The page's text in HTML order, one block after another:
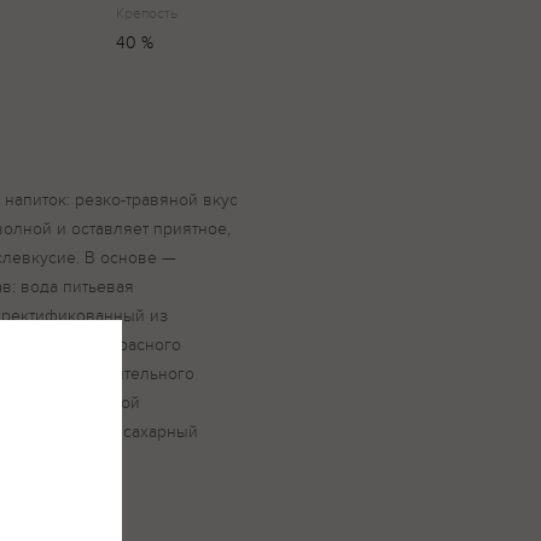
Крепость
40 %
резко-травяной вкус
и оставляет приятное,
В основе —
вода питьевая
из
плоды красного
растительного
настой
краситель – сахарный